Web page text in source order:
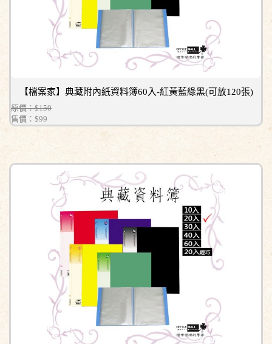
【檔案家】典藏附內紙資料簿60入-紅黃藍綠黑(可放120張)
原價：$150
售價： $99